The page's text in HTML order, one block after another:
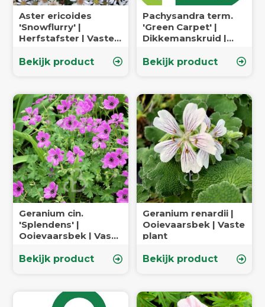
Aster ericoides
'Snowflurry' |
Herfstafster | Vaste
Bekijk product
Pachysandra term.
'Green Carpet' |
Dikkemanskruid |
Bekijk product
Geranium cin.
'Splendens' |
Ooievaarsbek | Vaste
Bekijk product
Geranium renardii |
Ooievaarsbek | Vaste
plant
Bekijk product